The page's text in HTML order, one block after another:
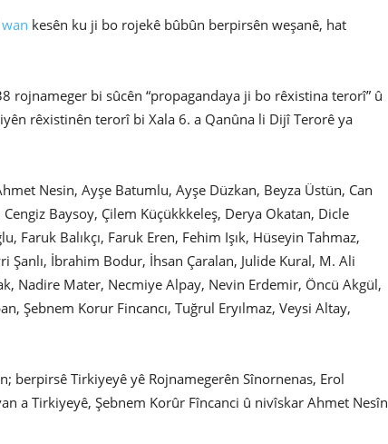
wan kesên ku ji bo rojekê bûbûn berpirsên weşanê, hat
rojnameger bi sûcên “propagandaya ji bo rêxistina terorî” û
rêxistinên terorî bi Xala 6. a Qanûna li Dijî Terorê ya
Nesin, Ayşe Batumlu, Ayşe Düzkan, Beyza Üstün, Can
Baysoy, Çilem Küçükkkeleş, Derya Okatan, Dicle
Faruk Balıkçı, Faruk Eren, Fehim Işık, Hüseyin Tahmaz,
Şanlı, İbrahim Bodur, İhsan Çaralan, Julide Kural, M. Ali
Nadire Mater, Necmiye Alpay, Nevin Erdemir, Öncü Akgül,
Şebnem Korur Fincancı, Tuğrul Eryılmaz, Veysi Altay,
berpirsê Tirkiyeyê yê Rojnamegerên Sînornenas, Erol
a Tirkiyeyê, Şebnem Korûr Fîncanci û nivîskar Ahmet Nesîn